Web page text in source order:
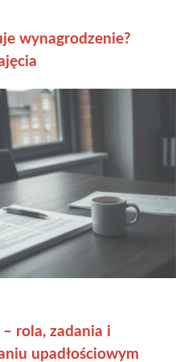
wynagrodzenie?
– rola, zadania i
upadłościowym